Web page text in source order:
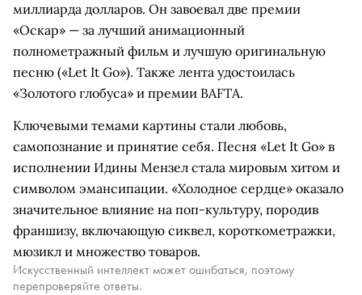
миллиарда долларов. Он завоевал две премии
«Оскар» — за лучший анимационный
полнометражный фильм и лучшую оригинальную
песню («Let It Go»). Также лента удостоилась
«Золотого глобуса» и премии BAFTA.
Ключевыми темами картины стали любовь,
самопознание и принятие себя. Песня «Let It Go» в
исполнении Идины Мензел стала мировым хитом и
символом эмансипации. «Холодное сердце» оказало
значительное влияние на поп-культуру, породив
франшизу, включающую сиквел, короткометражки,
мюзикл и множество товаров.
Искусственный интеллект может ошибаться, поэтому
перепроверяйте ответы.